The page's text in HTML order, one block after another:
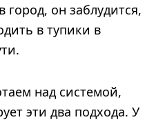
он заблудится,
в тупики в
над системой,
эти два подхода. У